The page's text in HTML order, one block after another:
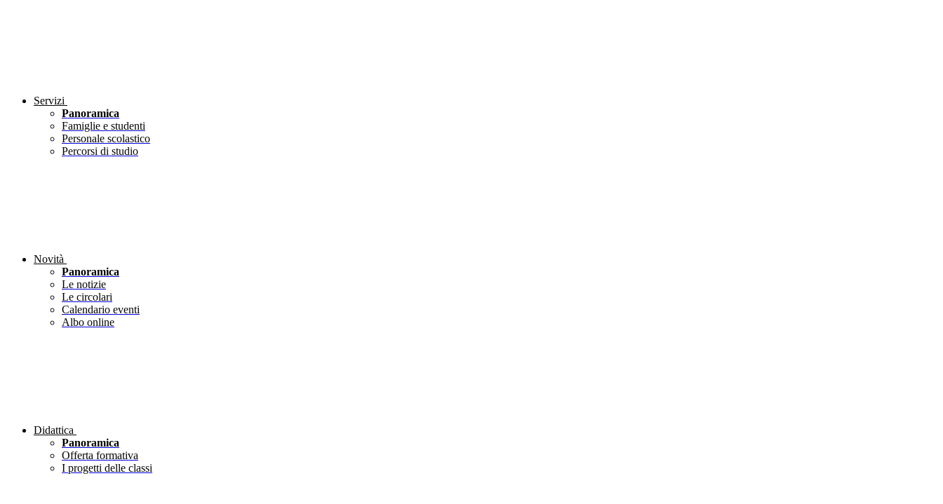
Servizi
Panoramica
Famiglie e studenti
Personale scolastico
Percorsi di studio
Novità
Panoramica
Le notizie
Le circolari
Calendario eventi
Albo online
Didattica
Panoramica
Offerta formativa
I progetti delle classi